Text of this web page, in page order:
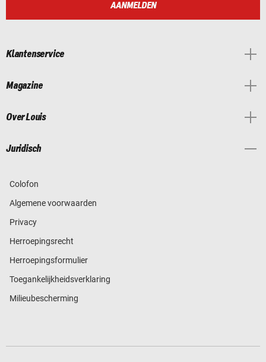
AANMELDEN
Klantenservice
Magazine
Over Louis
Juridisch
Colofon
Algemene voorwaarden
Privacy
Herroepingsrecht
Herroepingsformulier
Toegankelijkheidsverklaring
Milieubescherming